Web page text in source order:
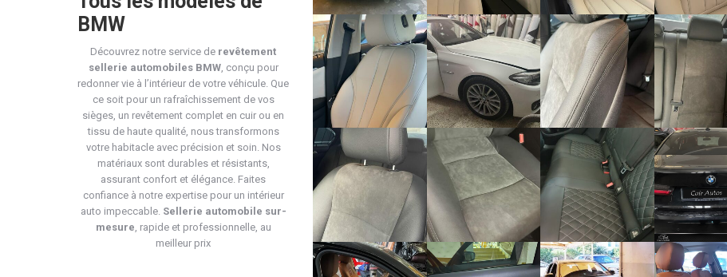
BMW
Découvrez notre service de revêtement
sellerie automobiles BMW, conçu pour
redonner vie à l’intérieur de votre véhicule. Que
ce soit pour un rafraîchissement de vos
sièges, un revêtement complet en cuir ou en
tissu de haute qualité, nous transformons
votre habitacle avec précision et soin. Nos
matériaux sont durables et résistants,
assurant confort et élégance. Faites
confiance à notre expertise pour un intérieur
auto impeccable. Sellerie automobile sur-
mesure , rapide et professionnelle, au
meilleur prix